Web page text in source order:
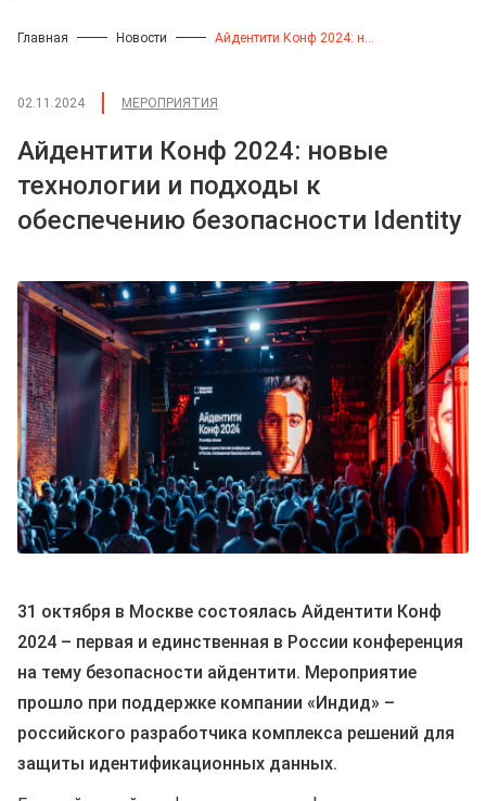
Главная Новости
02.11.2024 МЕРОПРИЯТИЯ
Айдентити Конф 2024: новые
технологии и подходы к
обеспечению безопасности Identity
31 октября в Москве состоялась Айдентити Конф
2024 – первая и единственная в России конференция
на тему безопасности айдентити. Мероприятие
прошло при поддержке компании «Индид» –
российского разработчика комплекса решений для
защиты идентификационных данных.